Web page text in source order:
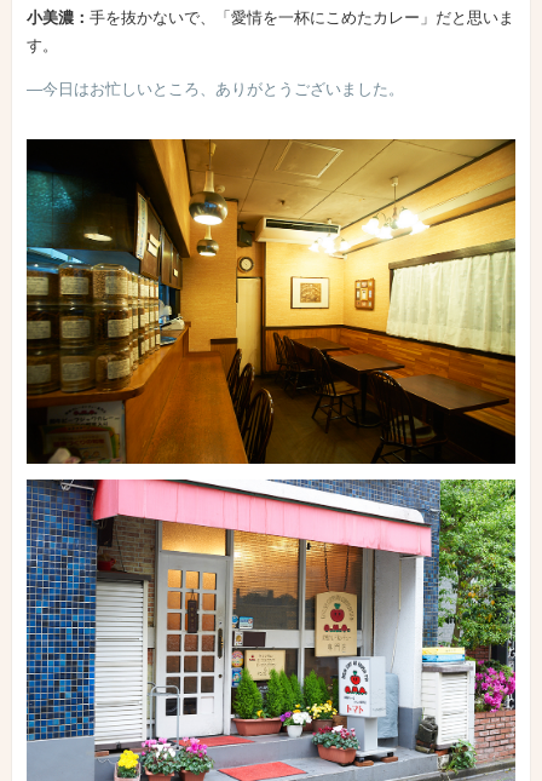
小美濃： 手を抜かないで、「愛情を一杯にこめたカレー」だと思いま
す。
―今日はお忙しいところ、ありがとうございました。